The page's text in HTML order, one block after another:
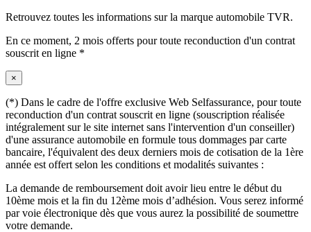
Retrouvez toutes les informations sur la marque automobile TVR.
En ce moment, 2 mois offerts pour toute reconduction d'un contrat
souscrit en ligne *
×
(*) Dans le cadre de l'offre exclusive Web Selfassurance, pour toute
reconduction d'un contrat souscrit en ligne (souscription réalisée
intégralement sur le site internet sans l'intervention d'un conseiller)
d'une assurance automobile en formule tous dommages par carte
bancaire, l'équivalent des deux derniers mois de cotisation de la 1ère
année est offert selon les conditions et modalités suivantes :
La demande de remboursement doit avoir lieu entre le début du
10ème mois et la fin du 12ème mois d’adhésion. Vous serez informé
par voie électronique dès que vous aurez la possibilité de soumettre
votre demande.